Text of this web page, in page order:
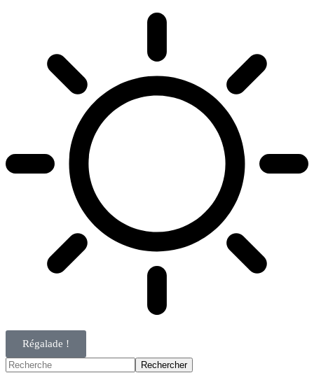
Régalade !